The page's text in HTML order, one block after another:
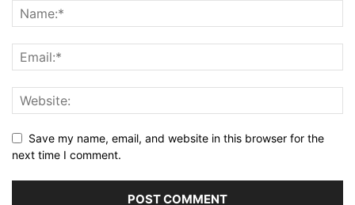
Save my name, email, and website in this browser for the
next time I comment.